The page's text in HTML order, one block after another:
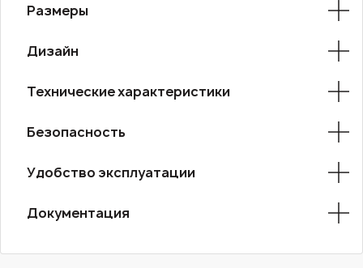
Размеры
Дизайн
Технические характеристики
Безопасность
Удобство эксплуатации
Документация